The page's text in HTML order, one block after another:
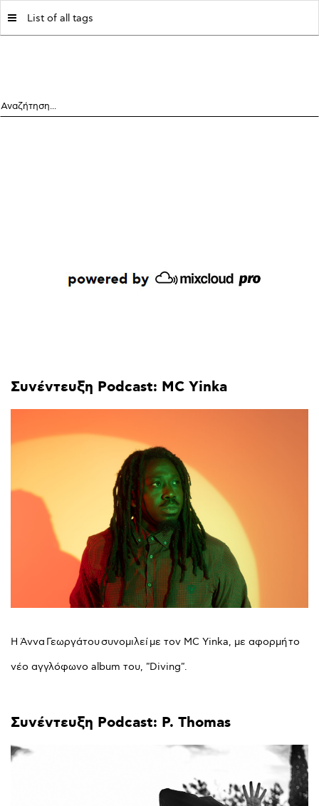
MY|PODCASTS BY AVOPOLIS
List of all tags
Συνέντευξη Podcast: MC Yinka
Η Άννα Γεωργάτου συνομιλεί με τον MC Yinka, με αφορμή το
νέο αγγλόφωνο album του, "Diving".
Συνέντευξη Podcast: P. Thomas